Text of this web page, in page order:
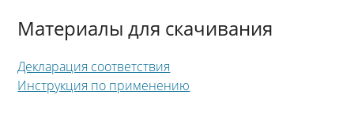
Материалы для скачивания
Декларация соответствия
Инструкция по применению